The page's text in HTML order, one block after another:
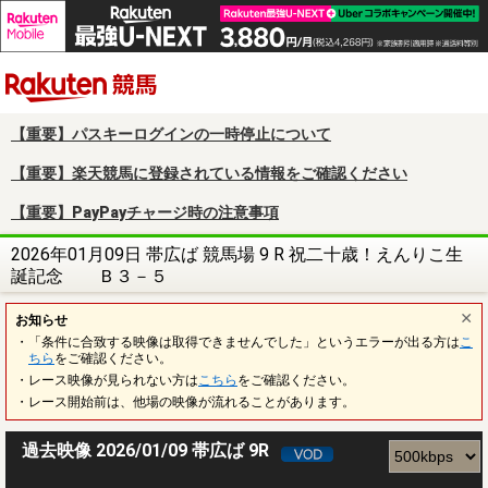
【重要】パスキーログインの一時停止について
【重要】楽天競馬に登録されている情報をご確認ください
【重要】PayPayチャージ時の注意事項
2026年01月09日 帯広ば 競馬場 9 R 祝二十歳！えんりこ生
誕記念 Ｂ３－５
お知らせ
・「条件に合致する映像は取得できませんでした」というエラーが出る方は こ
ちら をご確認ください。
・レース映像が見られない方は こちら をご確認ください。
・レース開始前は、他場の映像が流れることがあります。
過去映像 2026/01/09 帯広ば 9R